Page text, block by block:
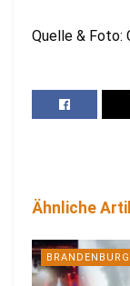
Quelle & Foto:
Ähnliche
BRANDENBURG